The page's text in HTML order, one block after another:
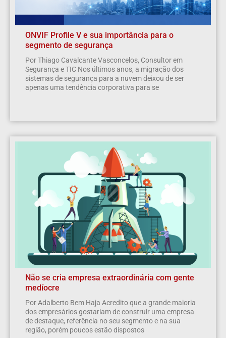
ONVIF Profile V e sua importância para o
segmento de segurança
Por Thiago Cavalcante Vasconcelos, Consultor em
Segurança e TIC Nos últimos anos, a migração dos
sistemas de segurança para a nuvem deixou de ser
apenas uma tendência corporativa para se
Não se cria empresa extraordinária com gente
medíocre
Por Adalberto Bem Haja Acredito que a grande maioria
dos empresários gostariam de construir uma empresa
de destaque, referência no seu segmento e na sua
região, porém poucos estão dispostos